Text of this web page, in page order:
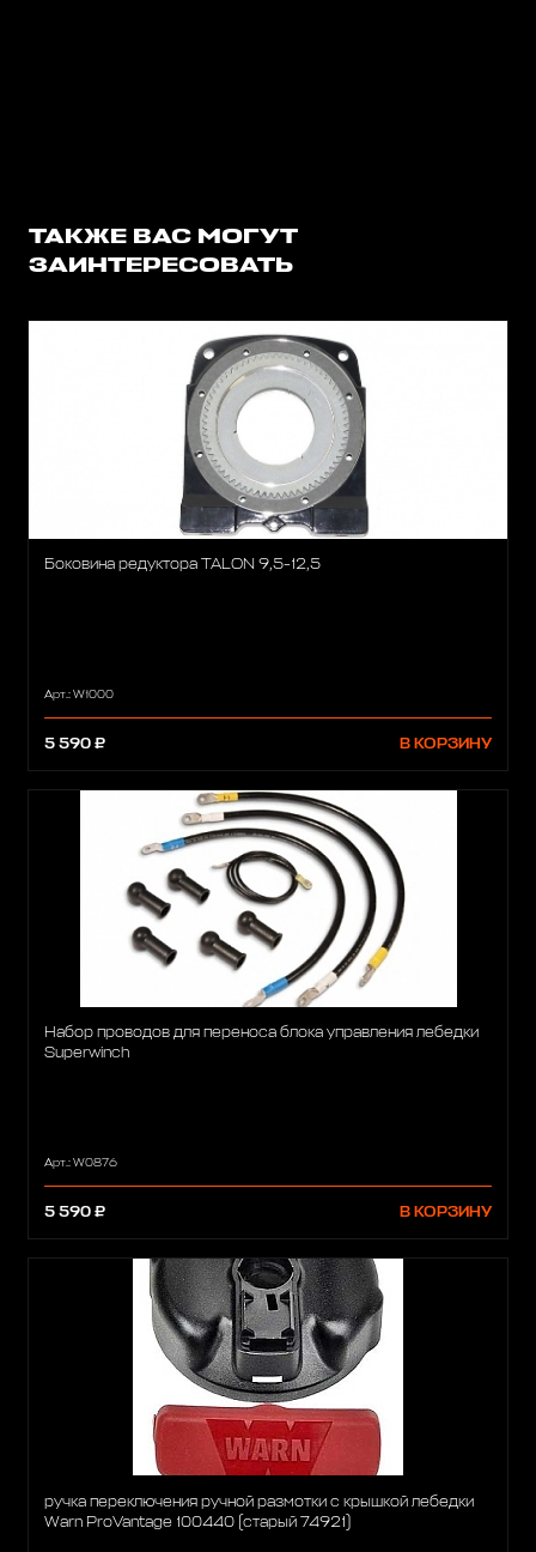
ТАКЖЕ ВАС МОГУТ
ЗАИНТЕРЕСОВАТЬ
Боковина редуктора TALON 9,5-12,5
Арт.: W1000
5 590 ₽ В КОРЗИНУ
Набор проводов для переноса блока управления лебедки
Superwinch
Арт.: W0876
5 590 ₽ В КОРЗИНУ
ручка переключения ручной размотки с крышкой лебедки
Warn ProVantage 100440 (старый 74921)